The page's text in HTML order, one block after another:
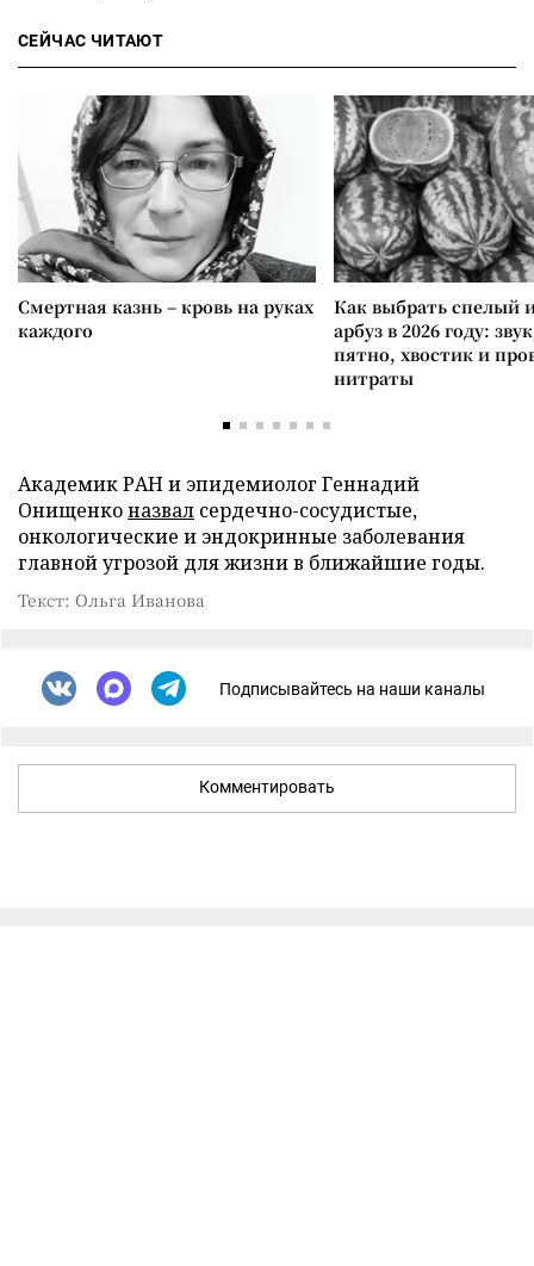
СЕЙЧАС ЧИТАЮТ
Смертная казнь – кровь на руках
каждого
Как выбрать спелый
арбуз в 2026 году:
пятно, хвостик и
нитраты
Академик РАН и эпидемиолог Геннадий
Онищенконазвал сердечно-сосудистые,
онкологические и эндокринные заболевания
главной угрозой для жизни в ближайшие годы.
Текст: Ольга Иванова
Подписывайтесь на наши каналы
Комментировать